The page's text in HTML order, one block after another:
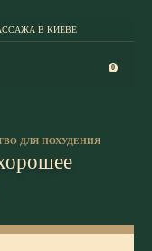
В КИЕВЕ
0
ДЛЯ ПОХУДЕНИЯ